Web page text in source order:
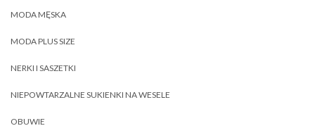
MODA MĘSKA
MODA PLUS SIZE
NERKI I SASZETKI
NIEPOWTARZALNE SUKIENKI NA WESELE
OBUWIE